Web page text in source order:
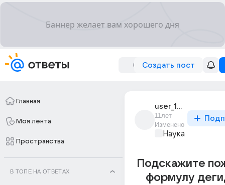
Создать пост
Главная
Моя лента
Пространства
В ТОПЕ НА ОТВЕТАХ
user_194987244
11лет
Изменено
Наука
Подскажите
формулу